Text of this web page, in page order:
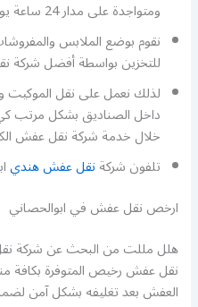
ومتواجدة على مدار 24 ساعة يوميا
نقوم بوضع الملابس
للتخزين بواسطة أفضل شركة
لذلك نعمل على نقل الموكيت
داخل الصناديق بشكل مرتب
خلال خدمة شركة نقل عفش
تلفون شركةنقل عفش هندي
ارخص نقل عفش في ابوالحصاني
هلل مللت من البحث عن شركة
نقل عفش رخيص المتوفرة بكافة
العفش بعد تغليفه بشكل آمن